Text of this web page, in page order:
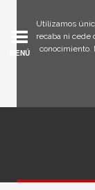
Utilizamos
recaba ni cede
conocimiento.
MENÚ